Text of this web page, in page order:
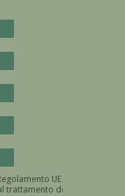
UE n.
Devi dare il consenso